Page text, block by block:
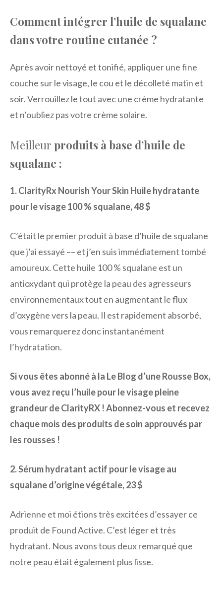
Comment intégrer l’huile de squalane
dans votre routine cutanée ?
Après avoir nettoyé et tonifié, appliquer une fine
couche sur le visage, le cou et le décolleté matin et
soir. Verrouillez le tout avec une crème hydratante
et n’oubliez pas votre crème solaire.
Meilleur produits à base d’huile de
squalane :
1. ClarityRx Nourish Your Skin Huile hydratante
pour le visage 100 % squalane, 48 $
C’était le premier produit à base d’huile de squalane
que j’ai essayé –– et j’en suis immédiatement tombé
amoureux. Cette huile 100 % squalane est un
antioxydant qui protège la peau des agresseurs
environnementaux tout en augmentant le flux
d’oxygène vers la peau. Il est rapidement absorbé,
vous remarquerez donc instantanément
l’hydratation.
Si vous êtes abonné à la Le Blog d’une Rousse Box,
vous avez reçu l’huile pour le visage pleine
grandeur de ClarityRX ! Abonnez-vous et recevez
chaque mois des produits de soin approuvés par
les rousses !
2. Sérum hydratant actif pour le visage au
squalane d’origine végétale, 23 $
Adrienne et moi étions très excitées d’essayer ce
produit de Found Active. C’est léger et très
hydratant. Nous avons tous deux remarqué que
notre peau était également plus lisse.